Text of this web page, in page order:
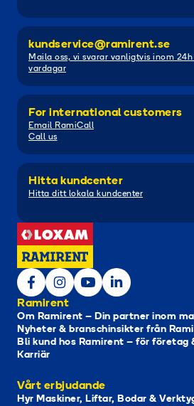
kundservice@ramirent.se
Maila oss, vi svarar vanligtvis inom
vardagar
For international customers
Email RamiCall
Call us
Hitta kundcenter
Hitta ditt lokala kundcenter
Ramirent
Om Ramirent – Din partner inom
Nyheter & branschinsikter från
Bli kund hos Ramirent – för företag
Karriär
Vårt erbjudande
Hyr Maskiner, Liftar, Bodar &